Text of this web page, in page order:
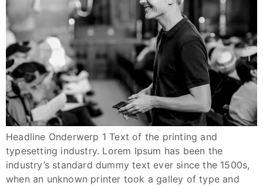
Headline Onderwerp 1 Text of the printing and
typesetting industry. Lorem Ipsum has been the
industry’s standard dummy text ever since the 1500s,
when an unknown printer took a galley of type and